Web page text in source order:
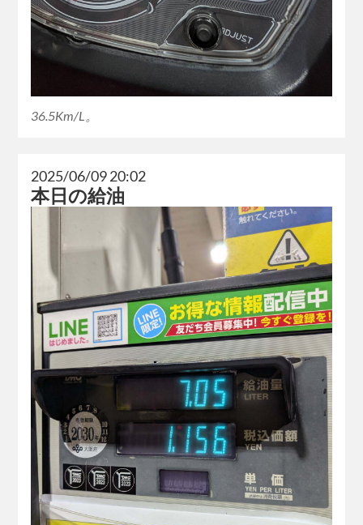
36.5Km/L。
2025/06/09 20:02
本日の給油